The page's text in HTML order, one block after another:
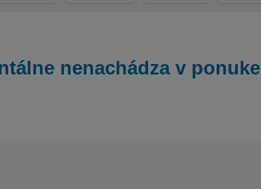
nenachádza v ponuke